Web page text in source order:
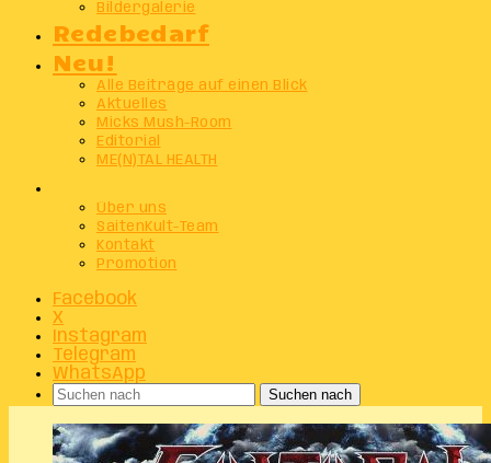
Bildergalerie
Redebedarf
Neu!
Alle Beiträge auf einen Blick
Aktuelles
Micks Mush-Room
Editorial
ME(N)TAL HEALTH
Über uns
SaitenKult-Team
Kontakt
Promotion
Facebook
X
Instagram
Telegram
WhatsApp
Suchen nach